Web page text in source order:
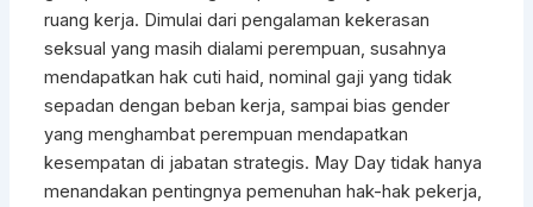
ruang kerja. Dimulai dari pengalaman kekerasan
seksual yang masih dialami perempuan, susahnya
mendapatkan hak cuti haid, nominal gaji yang tidak
sepadan dengan beban kerja, sampai bias gender
yang menghambat perempuan mendapatkan
kesempatan di jabatan strategis. May Day tidak hanya
menandakan pentingnya pemenuhan hak-hak pekerja,